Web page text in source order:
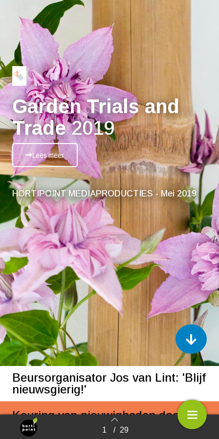
Terug naar overzicht 1 / 29
Garden Trials and
Trade2019
Lees meer
HORTIPOINT MEDIAPRODUCTIES - Mei 2019
Beursorganisator Jos van Lint: 'Blijf
nieuwsgierig!'
Keuring van nieuwigheden door de
KVBC